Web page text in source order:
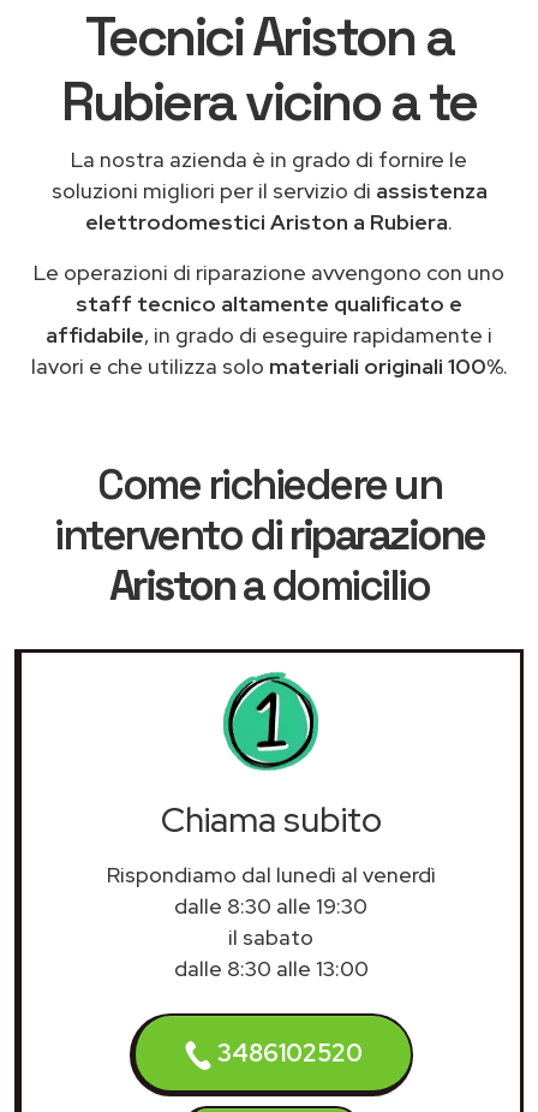
Tecnici Ariston a
Rubiera vicino a te
La nostra azienda è in grado di fornire le
soluzioni migliori per il servizio di assistenza
elettrodomestici Ariston a Rubiera.
Le operazioni di riparazione avvengono con uno
staff tecnico altamente qualificato e
affidabile, in grado di eseguire rapidamente i
lavori e che utilizza solo materiali originali 100%.
Come richiedere un
intervento diriparazione
Aristona domicilio
Chiama subito
Rispondiamo dal lunedì al venerdì
dalle 8:30 alle 19:30
il sabato
dalle 8:30 alle 13:00
3486102520